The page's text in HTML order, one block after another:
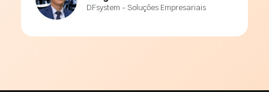
DFsystem - Soluções Empresariais